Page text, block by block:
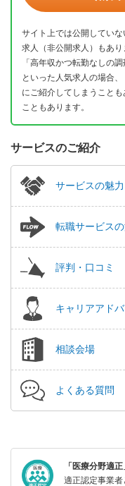
サイト上では公開していな
求人（非公開求人）もあり
「高年収かつ転勤なしの
といった人気求人の場合
にご紹介してしまうこと
こともあります。
サービスのご紹介
サービスの魅力
転職サービス
評判・口コミ
キャリアアド
相談会場
よくある質問
「医療分野適
適正認定事業者